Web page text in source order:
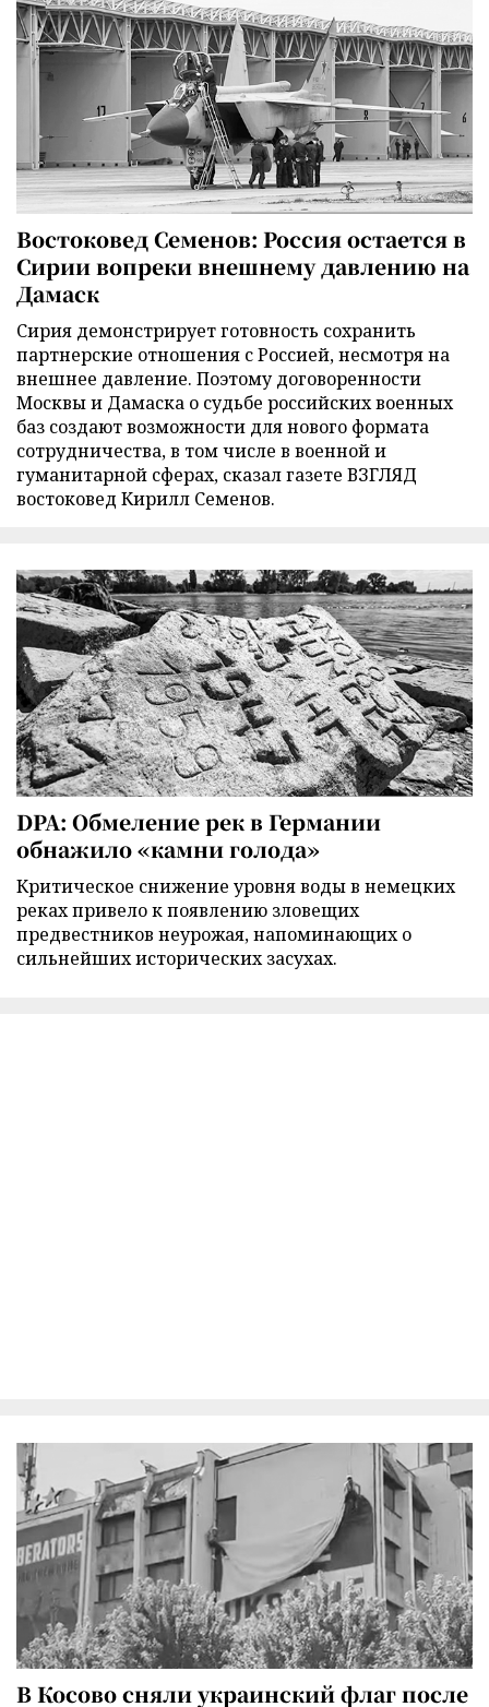
Востоковед Семенов: Россия остается в
Сирии вопреки внешнему давлению на
Дамаск
Сирия демонстрирует готовность сохранить
партнерские отношения с Россией, несмотря на
внешнее давление. Поэтому договоренности
Москвы и Дамаска о судьбе российских военных
баз создают возможности для нового формата
сотрудничества, в том числе в военной и
гуманитарной сферах, сказал газете ВЗГЛЯД
востоковед Кирилл Семенов.
DPA: Обмеление рек в Германии
обнажило «камни голода»
Критическое снижение уровня воды в немецких
реках привело к появлению зловещих
предвестников неурожая, напоминающих о
сильнейших исторических засухах.
В Косово сняли украинский флаг после